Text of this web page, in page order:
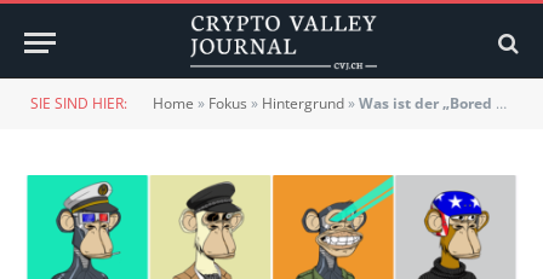
SIE SIND HIER: Home » Fokus » Hintergrund»Was ist der „Bored Ape Yacht Club“ (BAYC)?